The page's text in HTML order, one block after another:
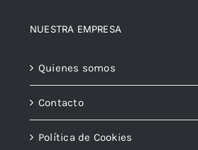
NUESTRA EMPRESA
Quienes somos
Contacto
Política de Cookies